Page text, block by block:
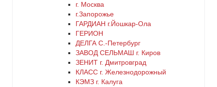
г. Москва
г.Запорожье
ГАРДИАН г.Йошкар-Ола
ГЕРИОН
ДЕЛГА С.-Петербург
ЗАВОД СЕЛЬМАШ г. Киров
ЗЕНИТ г. Дмитровград
КЛАСС г. Железнодорожный
КЭМЗ г. Калуга